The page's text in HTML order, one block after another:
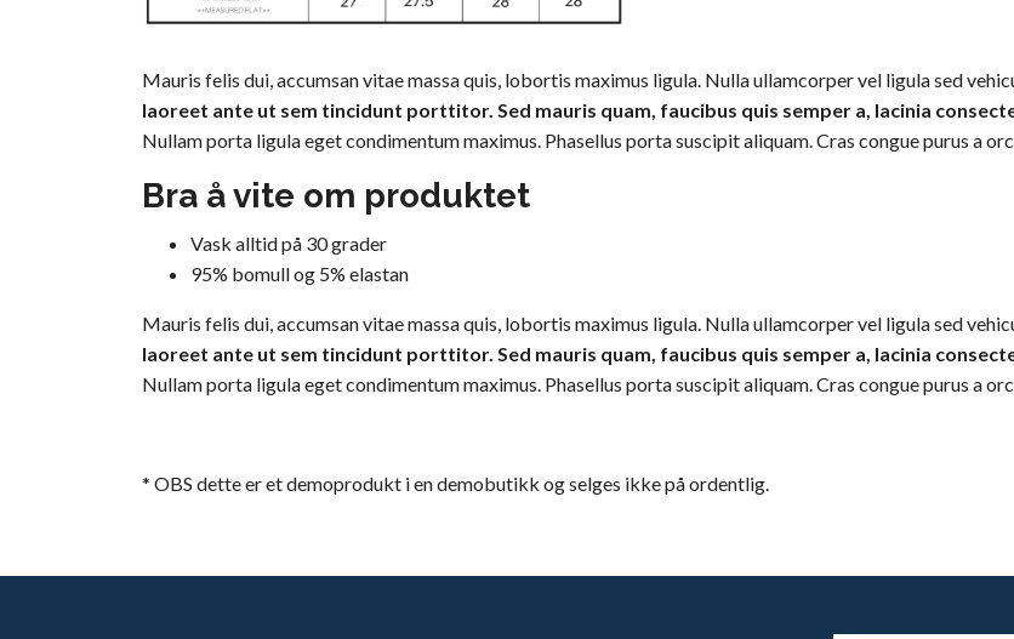
Mauris felis dui, accumsan vitae massa quis, lobortis maximus ligula. Nulla ullamcorper vel ligula sed
laoreet ante ut sem tincidunt porttitor. Sed mauris quam, faucibus quis semper a, lacinia
Nullam porta ligula eget condimentum maximus. Phasellus porta suscipit aliquam. Cras congue purus a
Bra å vite om produktet
Vask alltid på 30 grader
95% bomull og 5% elastan
Mauris felis dui, accumsan vitae massa quis, lobortis maximus ligula. Nulla ullamcorper vel ligula sed
laoreet ante ut sem tincidunt porttitor. Sed mauris quam, faucibus quis semper a, lacinia
Nullam porta ligula eget condimentum maximus. Phasellus porta suscipit aliquam. Cras congue purus a
* OBS dette er et demoprodukt i en demobutikk og selges ikke på ordentlig.